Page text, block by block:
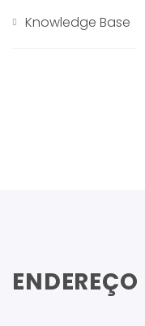
Knowledge Base
ENDEREÇO